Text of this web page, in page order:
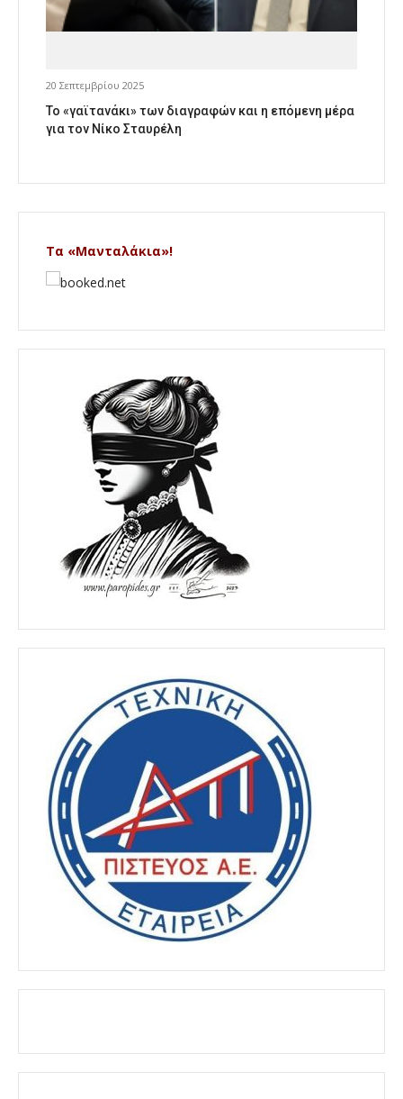
20 Σεπτεμβρίου 2025
Το «γαϊτανάκι» των διαγραφών και η επόμενη μέρα
για τον Νίκο Σταυρέλη
Τα «Μανταλάκια»!